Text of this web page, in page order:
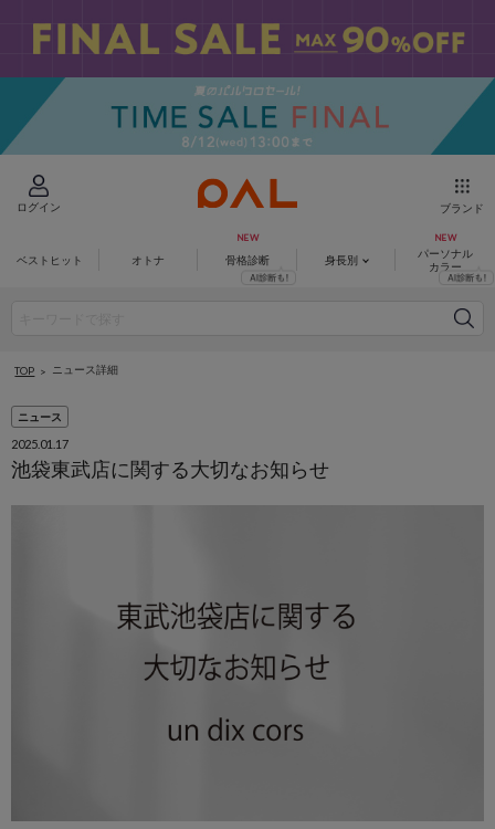
ログイン ブランド
ベストヒット オトナ 骨格診断 身長別
パーソナル
カラー
TOP ニュース詳細
ニュース
2025.01.17
池袋東武店に関する大切なお知らせ